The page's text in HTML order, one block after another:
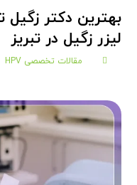
بهترین دکتر زگیل
لیزر زگیل در تبریز
مقالات تخصصی HPV